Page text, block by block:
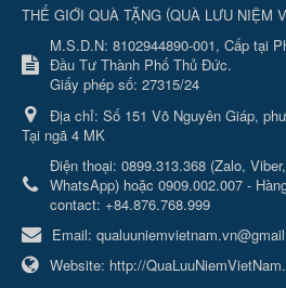
THẾ GIỚI QUÀ TẶNG (QUÀ LƯU NIỆM
M.S.D.N: 8102944890-001, Cấp tại
Đầu Tư Thành Phố Thủ Đức.
Giấy phép số: 27315/24
Địa chỉ: Số 151 Võ Nguyên Giáp,
Tại ngã 4 MK
Điện thoại: 0899.313.368 (Zalo,
WhatsApp) hoặc 0909.002.007 -
contact: +84.876.768.999
Email:
Website: http://